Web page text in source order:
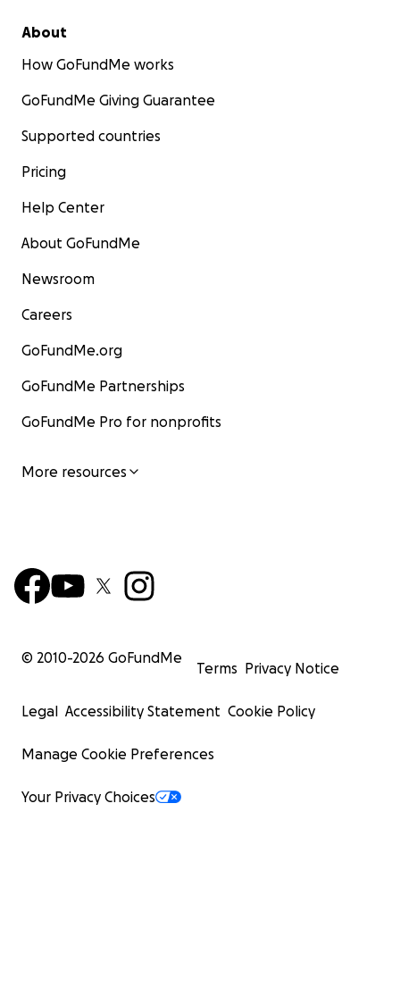
About
How GoFundMe works
GoFundMe Giving Guarantee
Supported countries
Pricing
Help Center
About GoFundMe
Newsroom
Careers
GoFundMe.org
GoFundMe Partnerships
GoFundMe Pro for nonprofits
More resources
© 2010-2026 GoFundMe
Terms Privacy Notice
Legal Accessibility Statement Cookie Policy
Manage Cookie Preferences
Your Privacy Choices